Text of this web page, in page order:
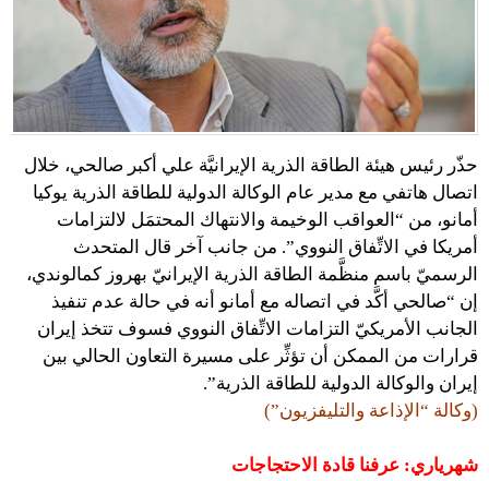
حذّر رئيس هيئة الطاقة الذرية الإيرانيَّة علي أكبر صالحي، خلال
اتصال هاتفي مع مدير عام الوكالة الدولية للطاقة الذرية يوكيا
أمانو، من “العواقب الوخيمة والانتهاك المحتمَل لالتزامات
أمريكا في الاتِّفاق النووي”. من جانب آخر قال المتحدث
الرسميّ باسم منظَّمة الطاقة الذرية الإيرانيّ بهروز كمالوندي،
إن “صالحي أكَّد في اتصاله مع أمانو أنه في حالة عدم تنفيذ
الجانب الأمريكيّ التزامات الاتِّفاق النووي فسوف تتخذ إيران
قرارات من الممكن أن تؤثِّر على مسيرة التعاون الحالي بين
إيران والوكالة الدولية للطاقة الذرية”.
(وكالة “الإذاعة والتليفزيون”)
شهرياري: عرفنا قادة الاحتجاجات